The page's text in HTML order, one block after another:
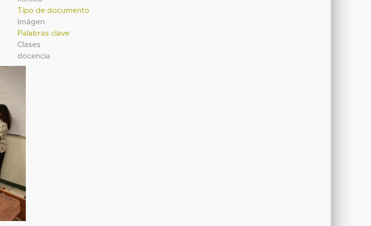
Tipo de documento
Imágen
Palabras clave
Clases
docencia